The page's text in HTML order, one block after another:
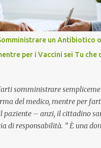
un Antibiotico
per i Vaccini sei Tu che
somministrare
del medico, mentre per
paziente – anzi, il cittadino
di responsabilità. ” È una